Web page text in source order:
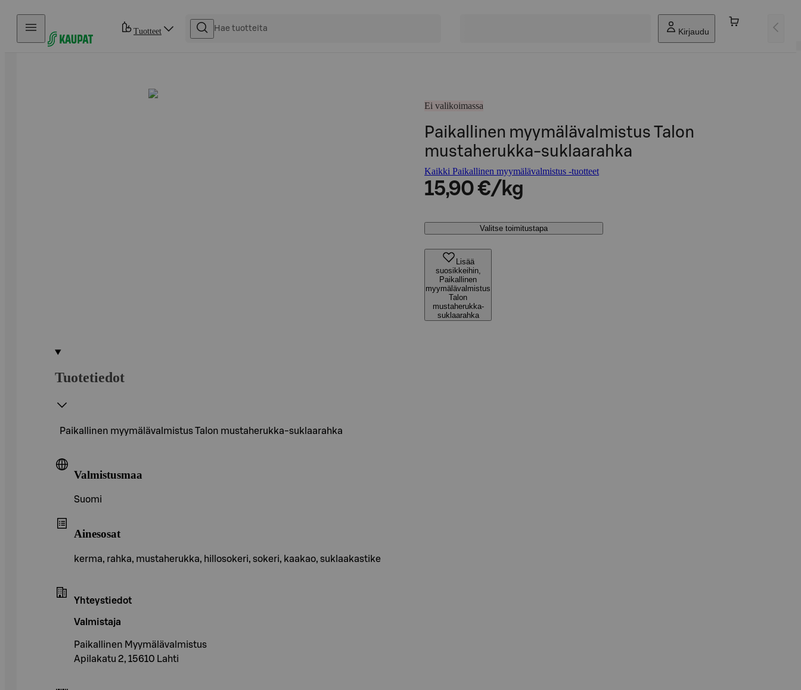
Hyppää sisältöön
Tuotteet Kirjaudu
Ei valikoimassa
Paikallinen myymälävalmistus Talon
mustaherukka-suklaarahka
Kaikki Paikallinen myymälävalmistus -tuotteet
15,90 €/kg
Valitse toimitustapa
Lisää
suosikkeihin,
Paikallinen
myymälävalmistus
Talon
mustaherukka-
suklaarahka
Tuotetiedot
Paikallinen myymälävalmistus Talon mustaherukka-suklaarahka
Valmistusmaa
Suomi
Ainesosat
kerma, rahka, mustaherukka, hillosokeri, sokeri, kaakao, suklaakastike
Yhteystiedot
Valmistaja
Paikallinen Myymälävalmistus
Apilakatu 2, 15610 Lahti